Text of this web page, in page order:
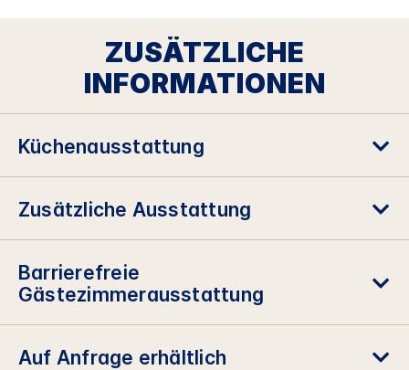
ZUSÄTZLICHE
INFORMATIONEN
Küchenausstattung
Zusätzliche Ausstattung
Barrierefreie
Gästezimmerausstattung
Auf Anfrage erhältlich